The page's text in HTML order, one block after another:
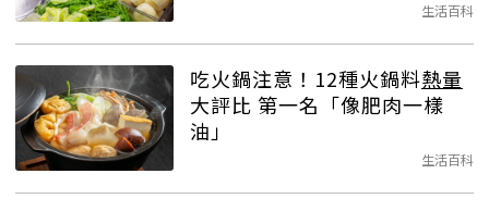
生活百科
吃火鍋注意！12種火鍋料熱量
大評比 第一名「像肥肉一樣
油」
生活百科